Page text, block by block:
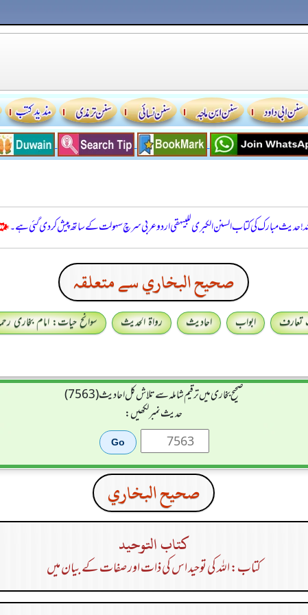
حدیث مبارک کی کتاب السنن الكبرى للبيهقي اردو عربی سرچ سہولت کے ساتھ پیش کر دی گئی ہے۔
صحيح البخاري سے متعلقہ
تعارف ابواب احادیث رواۃ الحدیث
سوانح حیات: امام بخاری
صحیح بخاری میں ترقیم شاملہ سے تلاش کل احادیث (7563)
حدیث نمبر لکھیں:
صحيح البخاري
كتاب التوحيد
کتاب: اللہ کی توحید اس کی ذات اور صفات کے بیان میں